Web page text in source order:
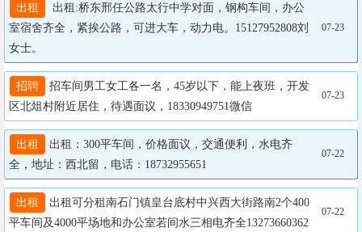
出租
出租:桥东邢任公路太行中学对面，钢构车间，办公
室宿舍齐全，紧挨公路，可进大车，动力电。15127952808刘
女士。
07-23
招聘
招车间男工女工各一名，45岁以下，能上夜班，开发
区北俎村附近居住，待遇面议，18330949751微信
07-23
出租
出租：300平车间，价格面议，交通便利，水电齐
全，地址：西北留，电话：18732955651
07-22
出租
出租可分租南石门镇皇台底村中兴西大街路南2个400
平车间及4000平场地和办公室若间水三相电齐全13273660362
07-22